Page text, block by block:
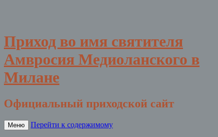
Приход во имя святителя
Амвросия Медиоланского в
Милане
Официальный приходской сайт
Меню Перейти к содержимому